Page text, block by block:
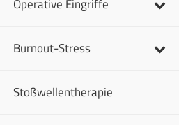
Operative Eingriffe
Burnout-Stress
Stoßwellentherapie